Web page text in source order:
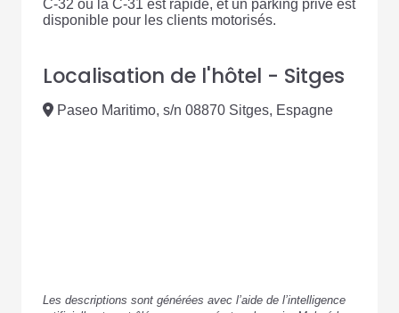
C-32 ou la C-31 est rapide, et un parking privé est
disponible pour les clients motorisés.
Localisation de l'hôtel - Sitges
Paseo Maritimo, s/n 08870 Sitges, Espagne
Les descriptions sont générées avec l’aide de l’intelligence